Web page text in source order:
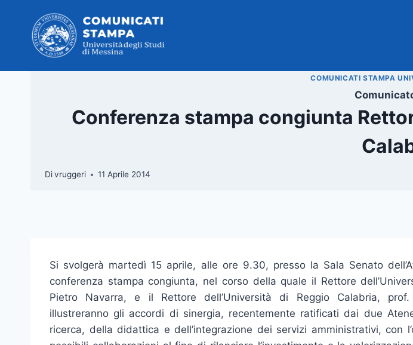
contenuto
COMUNICATI STAMPA
Conferenza stampa congiunta
Divruggeri 11 Aprile 2014
Si svolgerà martedì 15 aprile, alle ore 9.30, presso la Sala Senato
conferenza stampa congiunta, nel corso della quale il Rettore
Pietro Navarra, e il Rettore dell’Università di Reggio Calabria, prof.
illustreranno gli accordi di sinergia, recentemente ratificati dai due
ricerca, della didattica e dell’integrazione dei servizi amministrativi, con